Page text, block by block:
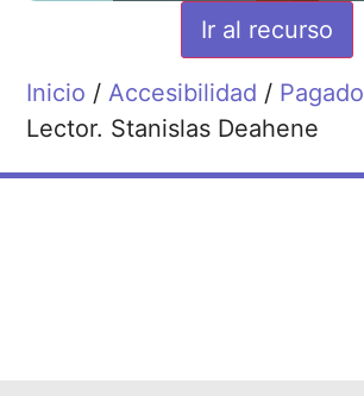
Ir al recurso
Inicio /Accesibilidad / Pagado
Lector. Stanislas Deahene